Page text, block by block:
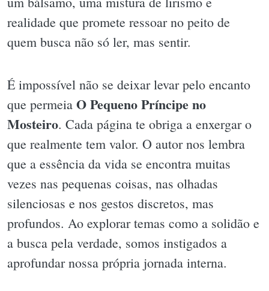
realidade que promete ressoar no peito de
quem busca não só ler, mas sentir.
É impossível não se deixar levar pelo encanto
que permeia O Pequeno Príncipe no
Mosteiro. Cada página te obriga a enxergar o
que realmente tem valor. O autor nos lembra
que a essência da vida se encontra muitas
vezes nas pequenas coisas, nas olhadas
silenciosas e nos gestos discretos, mas
profundos. Ao explorar temas como a solidão e
a busca pela verdade, somos instigados a
aprofundar nossa própria jornada interna.